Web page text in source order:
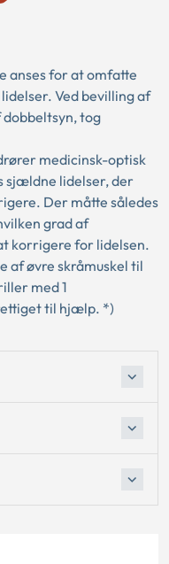
anses for at omfatte
Ved bevilling af
tog
medicinsk-optisk
sjældne lidelser, der
Der måtte således
grad af
korrigere for lidelsen.
af øvre skråmuskel til
med 1
til hjælp. *)